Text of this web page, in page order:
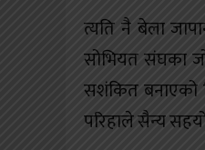
त्यति नै बेला
सोभियत संघका
सशंकित बनाएको
परिहाले सैन्य